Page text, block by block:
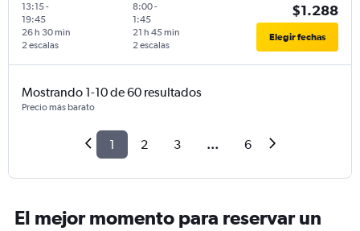
13:15-
19:45
2 escalas
26 h 30 min
8:00-
1:45
2 escalas
21 h 45 min
$1.288
Elegir fechas
Mostrando 1-10 de 60 resultados
Precio más barato
1 2 3 ... 6
El mejor momento para reservar un